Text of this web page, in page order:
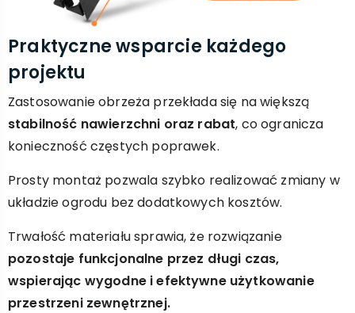
Praktyczne wsparcie każdego
projektu
Zastosowanie obrzeża przekłada się na większą
stabilność nawierzchni oraz rabat, co ogranicza
konieczność częstych poprawek.
Prosty montaż pozwala szybko realizować zmiany w
układzie ogrodu bez dodatkowych kosztów.
Trwałość materiału sprawia, że rozwiązanie
pozostaje funkcjonalne przez długi czas,
wspierając wygodne i efektywne użytkowanie
przestrzeni zewnętrznej.